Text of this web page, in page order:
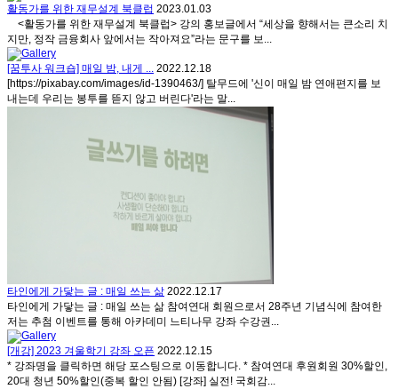
활동가를 위한 재무설계 북클럽 2023.01.03
<활동가를 위한 재무설계 북클럽> 강의 홍보글에서 “세상을 향해서는 큰소리 치
지만, 정작 금융회사 앞에서는 작아져요”라는 문구를 보...
[꿈투사 워크숍] 매일 밤, 내게 ... 2022.12.18
[https://pixabay.com/images/id-1390463/] 탈무드에 '신이 매일 밤 연애편지를 보
내는데 우리는 봉투를 뜯지 않고 버린다'라는 말...
타인에게 가닿는 글 : 매일 쓰는 삶 2022.12.17
타인에게 가닿는 글 : 매일 쓰는 삶 참여연대 회원으로서 28주년 기념식에 참여한
저는 추첨 이벤트를 통해 아카데미 느티나무 강좌 수강권...
[개강] 2023 겨울학기 강좌 오픈 2022.12.15
* 강좌명을 클릭하면 해당 포스팅으로 이동합니다. * 참여연대 후원회원 30%할인,
20대 청년 50%할인(중복 할인 안됨) [강좌] 실전! 국회감...